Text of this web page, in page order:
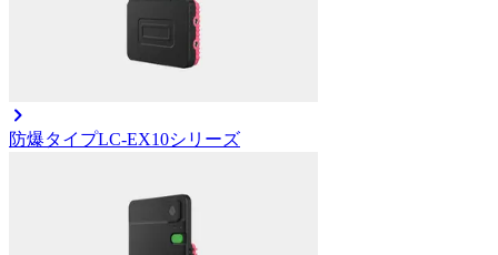
防爆タイプLC-EX10シリーズ